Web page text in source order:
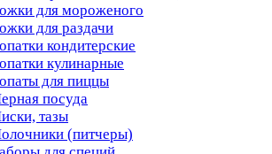
для мороженого
для раздачи
кондитерские
кулинарные
для пиццы
посуда
тазы
(питчеры)